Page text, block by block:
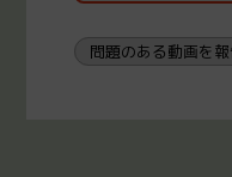
問題のある動画を